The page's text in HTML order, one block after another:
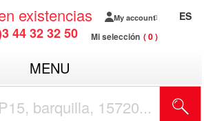
existencias
44 32 32 50
My account
Mi selección 0
ES
MENU